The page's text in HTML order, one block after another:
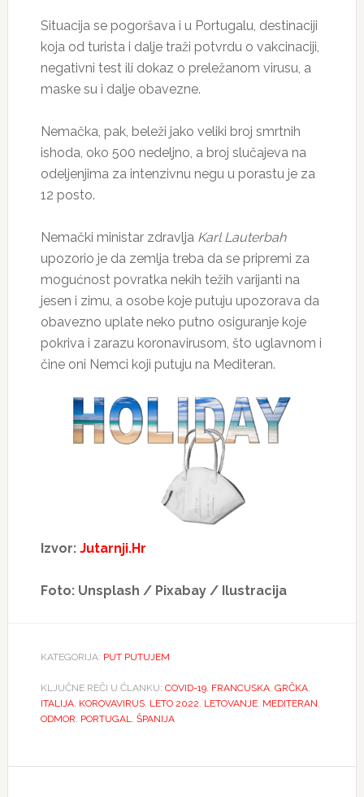
Situacija se pogoršava i u Portugalu, destinaciji
koja od turista i dalje traži potvrdu o vakcinaciji,
negativni test ili dokaz o preležanom virusu, a
maske su i dalje obavezne.
Nemačka, pak, beleži jako veliki broj smrtnih
ishoda, oko 500 nedeljno, a broj slučajeva na
odeljenjima za intenzivnu negu u porastu je za
12 posto.
Nemački ministar zdravlja Karl Lauterbah
upozorio je da zemlja treba da se pripremi za
mogućnost povratka nekih težih varijanti na
jesen i zimu, a osobe koje putuju upozorava da
obavezno uplate neko putno osiguranje koje
pokriva i zarazu koronavirusom, što uglavnom i
čine oni Nemci koji putuju na Mediteran.
Izvor: Jutarnji.Hr
Foto: Unsplash / Pixabay / Ilustracija
KATEGORIJA: PUT PUTUJEM
KLJUČNE REČI U ČLANKU: COVID-19, FRANCUSKA, GRČKA,
ITALIJA, KOROVAVIRUS, LETO 2022, LETOVANJE, MEDITERAN,
ODMOR, PORTUGAL, ŠPANIJA